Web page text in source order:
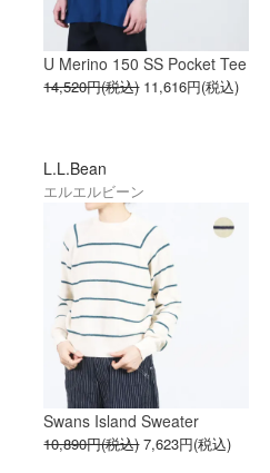
U Merino 150 SS Pocket Tee
14,520円(税込) 11,616円(税込)
L.L.Bean
エルエルビーン
Swans Island Sweater
10,890円(税込) 7,623円(税込)